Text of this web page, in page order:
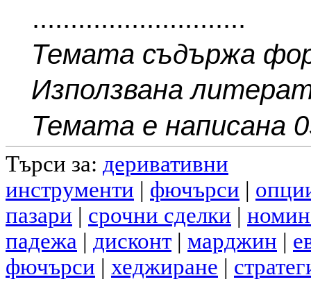
............................
Темата съдържа
Използвана
Темата е написана
Търси за: деривативни
инструменти | фючърси |
пазари | срочни сделки |
падежа | дисконт | марджин |
фючърси | хеджиране |